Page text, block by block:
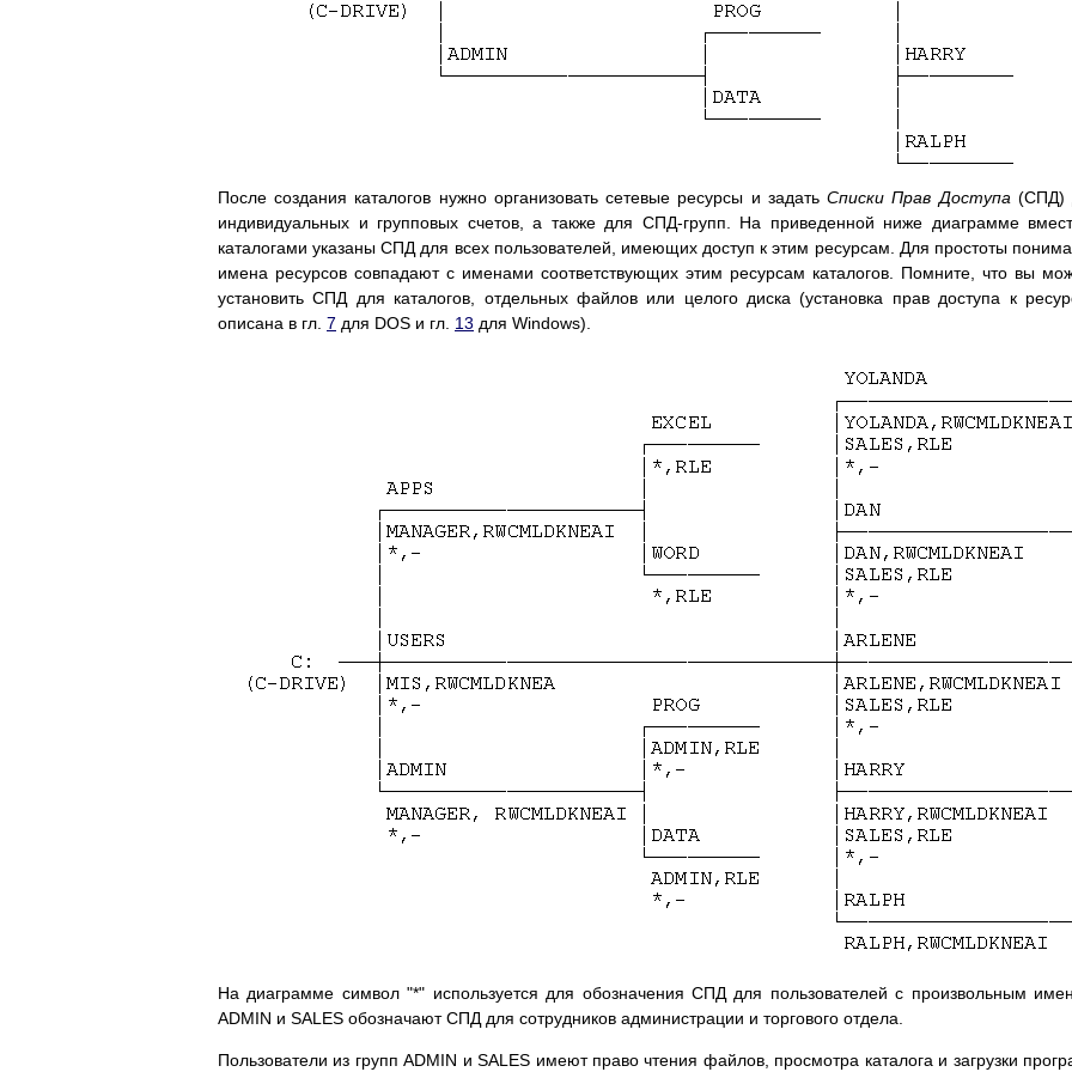
После создания каталогов нужно организовать сетевые ресурсы и задатьСписки Прав Доступа (СПД)
индивидуальных и групповых счетов, а также для СПД-групп. На приведенной ниже диаграмме
каталогами указаны СПД для всех пользователей, имеющих доступ к этим ресурсам. Для простоты
имена ресурсов совпадают с именами соответствующих этим ресурсам каталогов. Помните, что вы
установить СПД для каталогов, отдельных файлов или целого диска (установка прав доступа к
описана в гл. 7 для DOS и гл. 13 для Windows).
На диаграмме символ "*" используется для обозначения СПД для пользователей с произвольным
ADMIN и SALES обозначают СПД для сотрудников администрации и торгового отдела.
Пользователи из групп ADMIN и SALES имеют право чтения файлов, просмотра каталога и загрузки